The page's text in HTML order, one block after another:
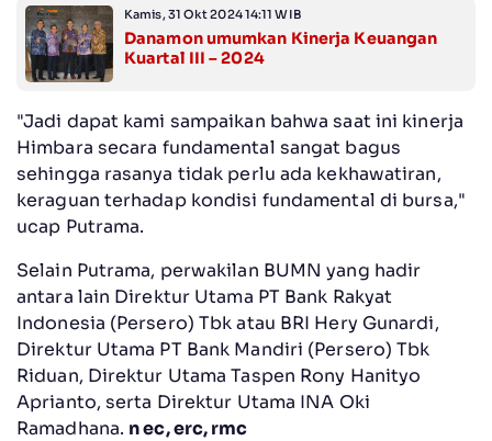
Kamis, 31 Okt 2024 14:11 WIB
Danamon umumkan Kinerja Keuangan
Kuartal III – 2024
"Jadi dapat kami sampaikan bahwa saat ini kinerja
Himbara secara fundamental sangat bagus
sehingga rasanya tidak perlu ada kekhawatiran,
keraguan terhadap kondisi fundamental di bursa,"
ucap Putrama.
Selain Putrama, perwakilan BUMN yang hadir
antara lain Direktur Utama PT Bank Rakyat
Indonesia (Persero) Tbk atau BRI Hery Gunardi,
Direktur Utama PT Bank Mandiri (Persero) Tbk
Riduan, Direktur Utama Taspen Rony Hanityo
Aprianto, serta Direktur Utama INA Oki
Ramadhana. n ec, erc, rmc